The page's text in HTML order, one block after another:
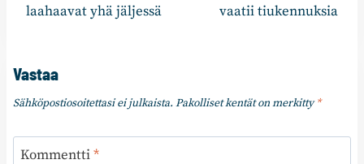
laahaavat yhä jäljessä
vaatii tiukennuksia
Vastaa
Sähköpostiosoitettasi ei julkaista. Pakolliset kentät on merkitty*
Kommentti*